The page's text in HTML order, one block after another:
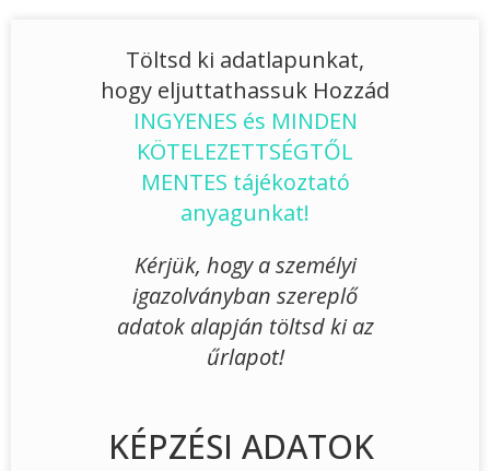
Töltsd ki adatlapunkat,
hogy eljuttathassuk Hozzád
INGYENES és MINDEN
KÖTELEZETTSÉGTŐL
MENTES tájékoztató
anyagunkat!
Kérjük, hogy a személyi
igazolványban szereplő
adatok alapján töltsd ki az
űrlapot!
KÉPZÉSI ADATOK